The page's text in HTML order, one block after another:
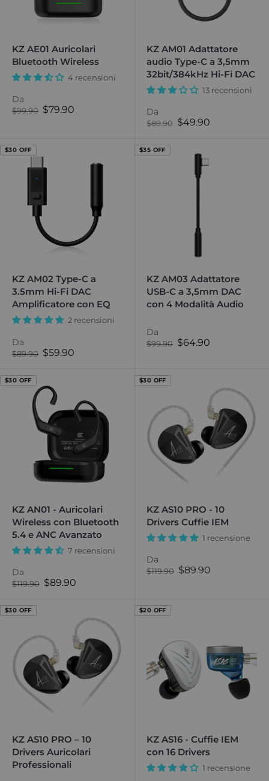
KZ AE01 Auricolari
Bluetooth Wireless
4 recensioni
Da
Prezzo
$99.90 Prezzo
$79.90
KZ AM01 Adattatore
audio Type-C a 3,5mm
32bit/384kHz Hi-Fi DAC
13 recensioni
Da
Prezzo
$89.90 Prezzo
$49.90
$30 OFF
KZ AM02 Type-C a
3.5mm Hi-Fi DAC
Amplificatore con EQ
2 recensioni
Da
Prezzo
$89.90 Prezzo
$59.90
$35 OFF
KZ AM03 Adattatore
USB-C a 3,5mm DAC
con 4 Modalità Audio
Da
Prezzo
$99.90 Prezzo
$64.90
$30 OFF
KZ AN01 - Auricolari
Wireless con Bluetooth
5.4 e ANC Avanzato
7 recensioni
Da
Prezzo
$119.90 Prezzo
$89.90
$30 OFF
KZ AS10 PRO - 10
Drivers Cuffie IEM
1 recensione
Da
Prezzo
$119.90 Prezzo
$89.90
$30 OFF
KZ AS10 PRO – 10
Drivers Auricolari
Professionali
$20 OFF
KZ AS16 - Cuffie IEM
con 16 Drivers
1 recensione